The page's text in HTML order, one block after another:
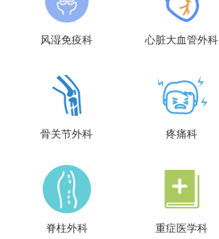
风湿免疫科 心脏大血管外科
骨关节外科 疼痛科
脊柱外科 重症医学科